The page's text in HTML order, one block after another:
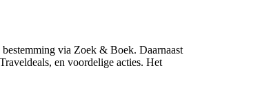
via Zoek & Boek. Daarnaast
en voordelige acties. Het